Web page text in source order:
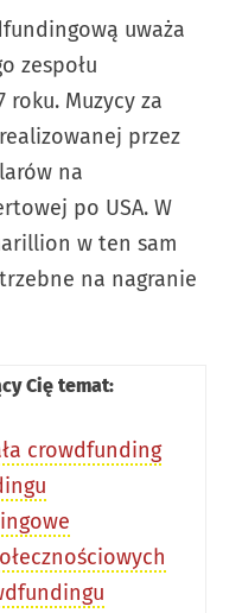
uważa
zespołu
roku. Muzycy za
przez
na
po USA. W
w ten sam
na nagranie
Cię temat:
crowdfunding